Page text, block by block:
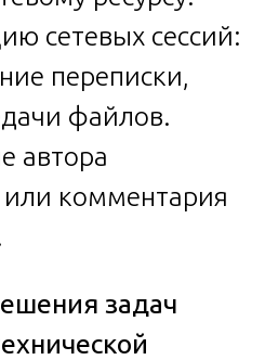
сетевых сессий:
переписки,
файлов.
автора
комментария
задач